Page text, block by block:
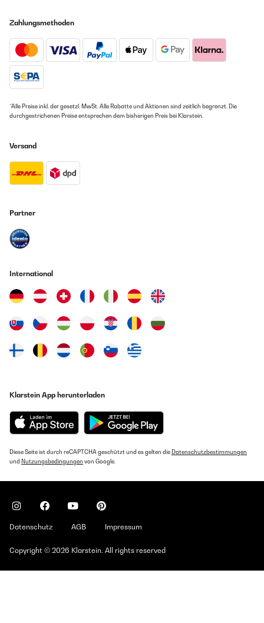
Zahlungsmethoden
*Alle Preise inkl. der gesetzl. MwSt. Alle Rabatte und Aktionen sind zeitlich begrenzt. Die
durchgestrichenen Preise entsprechen dem bisherigen Preis bei Klarstein.
Versand
Partner
International
Klarstein App herunterladen
Diese Seite ist durch reCAPTCHA geschützt und es gelten die Datenschutzbestimmungen
und Nutzungsbedingungen von Google.
Datenschutz AGB Impressum
Copyright © 2026 Klarstein. All rights reserved